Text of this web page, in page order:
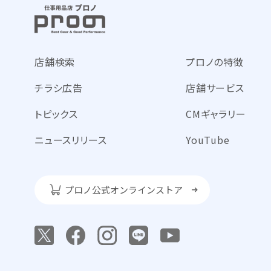
店舗検索
チラシ広告
トピックス
ニュースリリース
プロノの特徴
店舗サービス
CMギャラリー
YouTube
プロノ公式オンラインストア